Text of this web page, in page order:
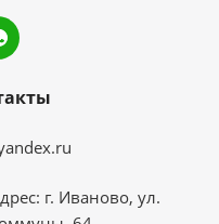
г. Иваново, ул.